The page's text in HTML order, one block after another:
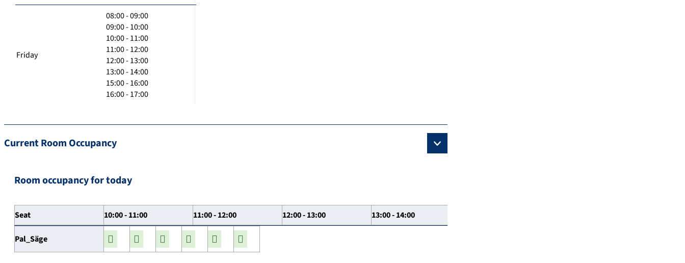
Friday
08:00 - 09:00
09:00 - 10:00
10:00 - 11:00
11:00 - 12:00
12:00 - 13:00
13:00 - 14:00
15:00 - 16:00
16:00 - 17:00
Current Room Occupancy
Room occupancy for today
Seat 10:00 - 11:00 11:00 - 12:00 12:00 - 13:00 13:00 - 14:00
Pal_Säge